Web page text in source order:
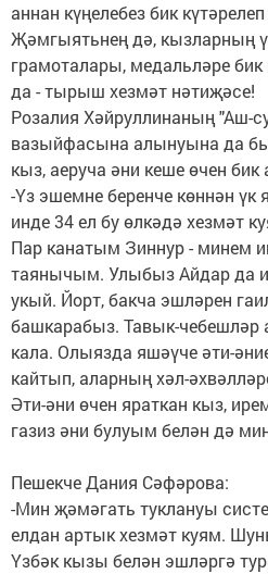
аннан күңелебез бик
Җәмгыятьнең дә, кызларның
грамоталары, медальләре
да - тырыш хезмәт нәтиҗәсе!
Розалия Хәйруллинаның "Аш-
вазыйфасына алынуына да
кыз, аеруча әни кеше өчен бик
-Үз эшемне беренче көннән
инде 34 ел бу өлкәдә хезмәт
Пар канатым Зиннур - минем
таянычым. Улыбыз Айдар да
укый. Йорт, бакча эшләрен
башкарабыз. Тавык-чебешләр
кала. Олыязда яшәүче әти-
кайтып, аларның хәл-
Әти-әни өчен яраткан кыз,
газиз әни булуым белән дә
Пешекче Дания Сәфәрова:
-Мин җәмәгать туклануы
елдан артык хезмәт куям.
Үзбәк кызы белән эшләргә